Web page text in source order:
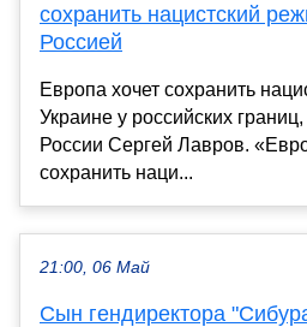
сохранить нацистский
Россией
Европа хочет сохранить
Украине у российских
России Сергей Лавров.
сохранить наци...
21:00, 06 Май
Сын гендиректора